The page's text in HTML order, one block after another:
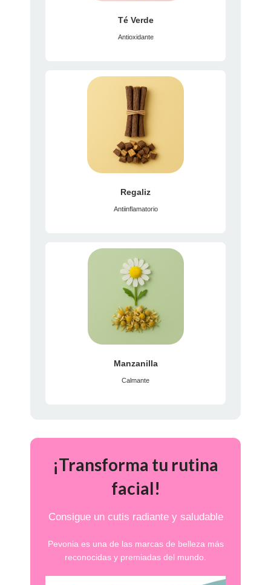
Té Verde
Antioxidante
Regaliz
Antiinflamatorio
Manzanilla
Calmante
¡Transforma tu rutina
facial!
Consigue un cutis radiante y saludable
Pevonia es una de las marcas de belleza más
reconocidas y premiadas del mundo.